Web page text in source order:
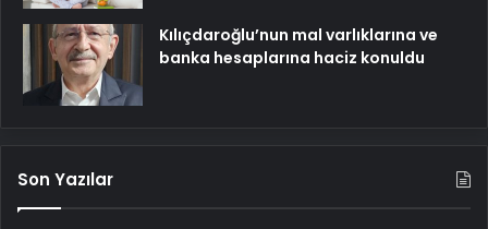
Kılıçdaroğlu’nun mal varlıklarına ve
banka hesaplarına haciz konuldu
Son Yazılar